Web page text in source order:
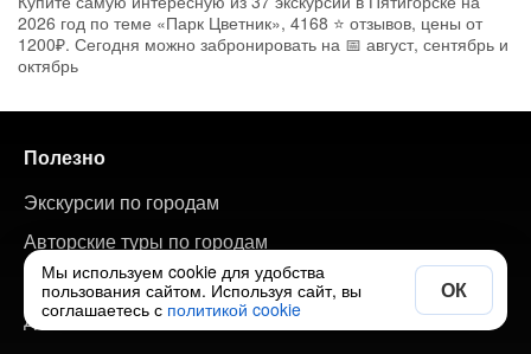
2026 год по теме «Парк Цветник», 4168 ⭐ отзывов, цены от
1200₽. Сегодня можно забронировать на 📅 август, сентябрь и
октябрь
Полезно
Экскурсии по городам
Авторские туры по городам
Путеводитель по странам и городам
Добавить свою экскурсию
Мы используем cookie для удобства
пользования сайтом. Используя сайт, вы
соглашаетесь с политикой cookie
ОК